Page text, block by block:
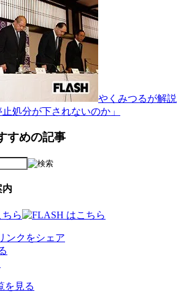
やくみつるが解説
処分が下されないのか」
すめの記事
内
を見る